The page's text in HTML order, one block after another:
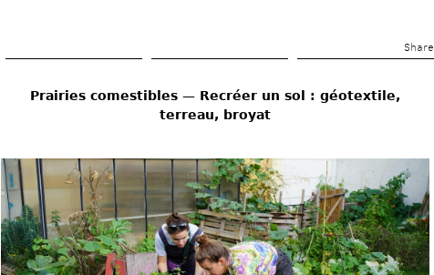
main
Share
Prairies comestibles — Recréer un sol : géotextile,
terreau, broyat